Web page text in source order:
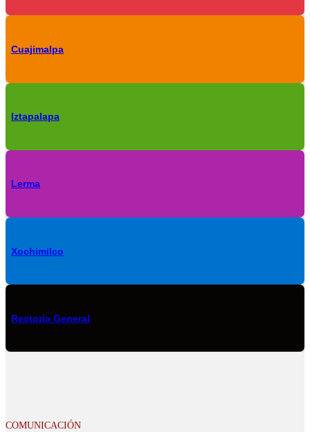
Cuajimalpa
Iztapalapa
Lerma
Xochimilco
Rectoría General
COMUNICACIÓN